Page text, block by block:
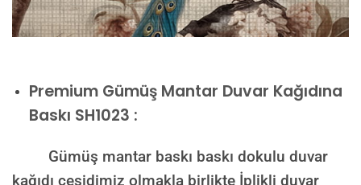
Premium Gümüş Mantar Duvar Kağıdına
Baskı SH1023 :
Gümüş mantar baskı baskı dokulu duvar
kağıdı çeşidimiz olmakla birlikte İplikli duvar